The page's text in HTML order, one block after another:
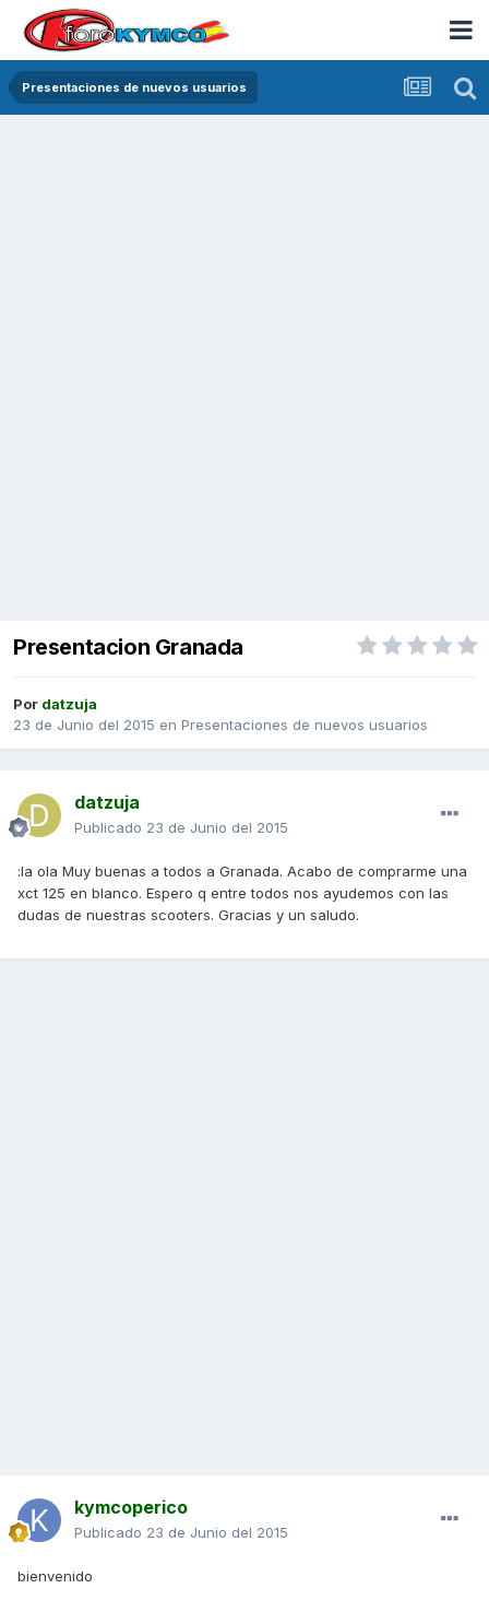
Presentaciones de nuevos usuarios
Presentacion Granada
Por datzuja
23 de Junio del 2015 en Presentaciones de nuevos usuarios
datzuja
Publicado 23 de Junio del 2015
:la ola Muy buenas a todos a Granada. Acabo de comprarme una
xct 125 en blanco. Espero q entre todos nos ayudemos con las
dudas de nuestras scooters. Gracias y un saludo.
kymcoperico
Publicado 23 de Junio del 2015
bienvenido